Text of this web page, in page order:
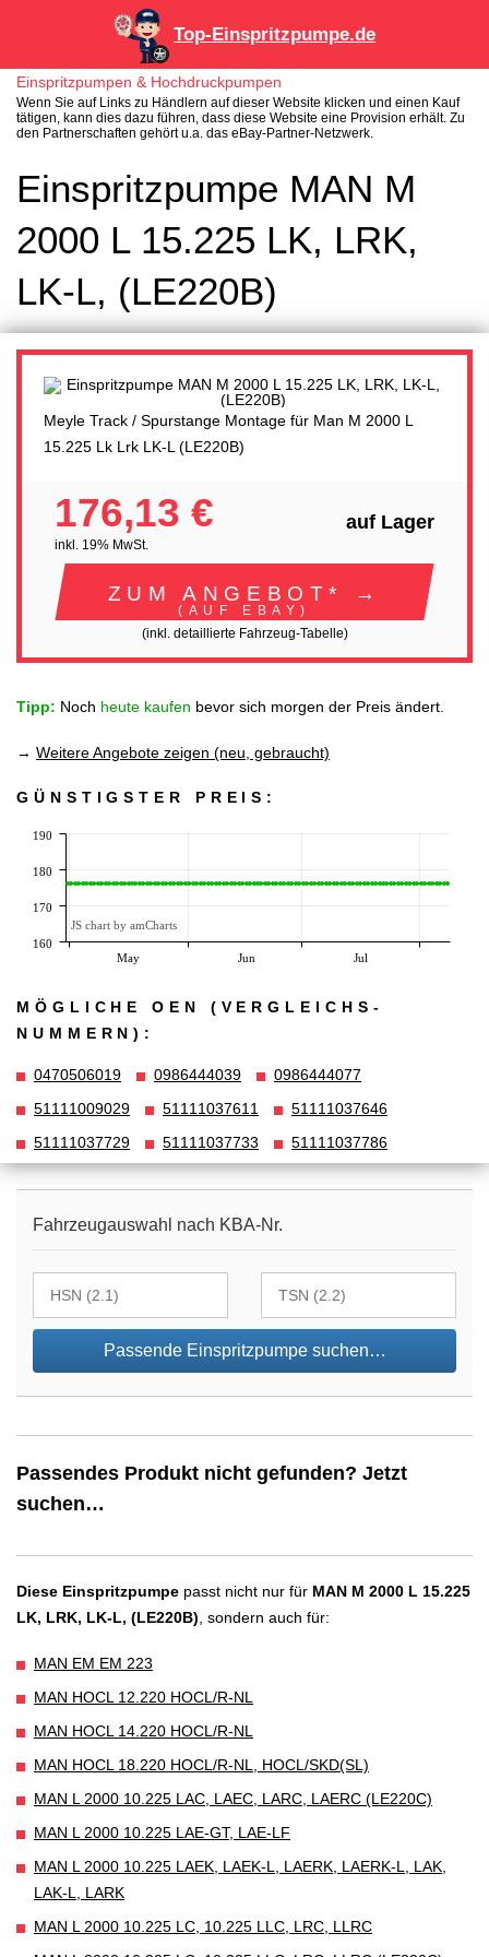
Top-Einspritzpumpe.de
Einspritzpumpen & Hochdruckpumpen
Wenn Sie auf Links zu Händlern auf dieser Website klicken und einen Kauf
tätigen, kann dies dazu führen, dass diese Website eine Provision erhält. Zu
den Partnerschaften gehört u.a. das eBay-Partner-Netzwerk.
Einspritzpumpe MAN M
2000 L 15.225 LK, LRK,
LK-L, (LE220B)
Meyle Track / Spurstange Montage für Man M 2000 L
15.225 Lk Lrk LK-L (LE220B)
176,13 €
inkl. 19% MwSt.
auf Lager
ZUM ANGEBOT* →
(AUF EBAY)
(inkl. detaillierte Fahrzeug-Tabelle)
Tipp: Noch heute kaufen bevor sich morgen der Preis ändert.
→ Weitere Angebote zeigen (neu, gebraucht)
GÜNSTIGSTER PREIS:
May Jun Jul
160
170
180
190
JS chart by amCharts
MÖGLICHE OEN (VERGLEICHS­
NUMMERN):
0470506019 0986444039
0986444077
51111009029
51111037611
51111037646
51111037729
51111037733 51111037786
Fahrzeugauswahl nach KBA-Nr.
Passende Einspritzpumpe suchen…
Passendes Produkt nicht gefunden? Jetzt
suchen…
Diese Einspritzpumpe passt nicht nur für MAN M 2000 L 15.225
LK, LRK, LK-L, (LE220B), sondern auch für:
MAN EM EM 223
MAN HOCL 12.220 HOCL/R-NL
MAN HOCL 14.220 HOCL/R-NL
MAN HOCL 18.220 HOCL/R-NL, HOCL/SKD(SL)
MAN L 2000 10.225 LAC, LAEC, LARC, LAERC (LE220C)
MAN L 2000 10.225 LAE-GT, LAE-LF
MAN L 2000 10.225 LAEK, LAEK-L, LAERK, LAERK-L, LAK,
LAK-L, LARK
MAN L 2000 10.225 LC, 10.225 LLC, LRC, LLRC